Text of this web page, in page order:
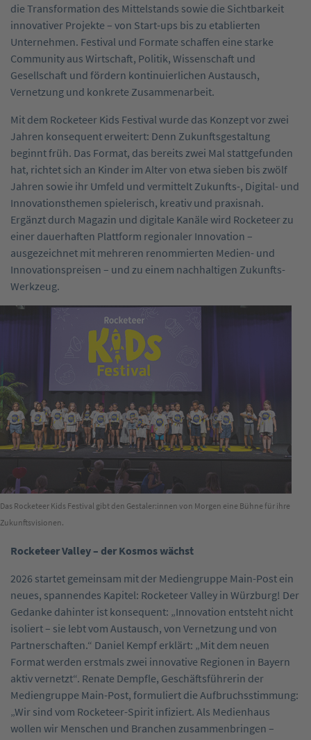
die Transformation des Mittelstands sowie die Sichtbarkeit
innovativer Projekte – von Start-ups bis zu etablierten
Unternehmen. Festival und Formate schaffen eine starke
Community aus Wirtschaft, Politik, Wissenschaft und
Gesellschaft und fördern kontinuierlichen Austausch,
Vernetzung und konkrete ­Zusammenarbeit.
Mit dem Rocketeer Kids Festival wurde das ­Konzept vor zwei
Jahren konsequent erweitert: Denn Zukunfts­gestaltung
beginnt früh. Das ­Format, das bereits zwei Mal stattgefunden
hat, richtet sich an ­Kinder im Alter von etwa sieben bis zwölf
Jahren sowie ihr Umfeld und vermittelt ­Zukunfts-, ­Digital- und
Innovationsthemen spielerisch, kreativ und praxisnah.
Ergänzt durch Magazin und digitale Kanäle wird Rocketeer zu
einer dauerhaften Plattform regionaler Innovation –
ausgezeichnet mit mehreren renommierten ­Medien- und
Innovationspreisen – und zu einem nachhaltigen ­Zukunfts-
Werkzeug.
Das Rocketeer Kids Festival gibt den Gestaler:innen von Morgen eine Bühne für ihre
Zukunftsvisionen.
Rocketeer Valley – der Kosmos wächst
2026 startet gemeinsam mit der Mediengruppe Main-Post ein
neues, spannendes Kapitel: ­Rocketeer Valley in Würzburg! Der
Gedanke ­dahinter ist konsequent: „Innovation entsteht nicht
isoliert – sie lebt vom Austausch, von Vernetzung und von
Partnerschaften.“ Daniel Kempf erklärt: „Mit dem neuen
Format werden erstmals zwei innovative Regionen in Bayern
aktiv vernetzt“. Renate Dempfle, Geschäftsführerin der
Mediengruppe Main-Post, formuliert die Aufbruchsstimmung:
„Wir sind vom Rocketeer-Spirit infiziert. Als Medienhaus
wollen wir Menschen und Branchen zusammenbringen –